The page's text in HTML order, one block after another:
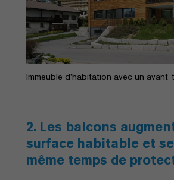
Immeuble d’habitation avec un
2. Les balcons
surface habitable et
même temps de